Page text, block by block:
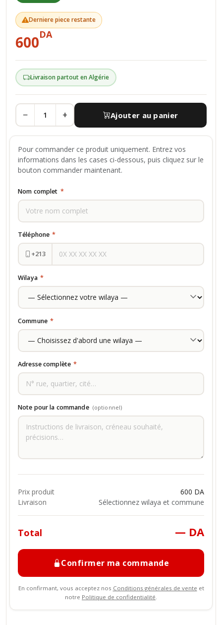
Derniere piece restante
600DA
Livraison partout en Algérie
− + Ajouter au panier
Pour commander ce produit uniquement. Entrez vos
informations dans les cases ci-dessous, puis cliquez sur le
bouton commander maintenant.
Nom complet *
Téléphone *
+213
Wilaya *
Commune *
Adresse complète *
Note pour la commande (optionnel)
Prix produit
600 DA
Livraison
Sélectionnez wilaya et commune
Total — DA
Confirmer ma commande
En confirmant, vous acceptez nos Conditions générales de vente et
notre Politique de confidentialité